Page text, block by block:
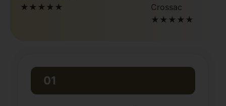
★★★★★
Crossac
★★★★★
01